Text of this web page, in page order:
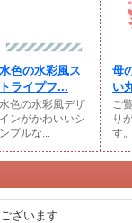
水色の水彩風ス
トライプフ...
水色の水彩風デザ
インがかわいいシ
ンプルな...
母
い
ご
り
す
ざいます